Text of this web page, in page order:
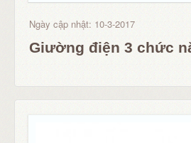
Ngày cập nhật: 10-3-2017
Giường điện 3 chức